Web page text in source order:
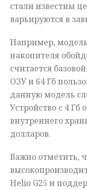
стали известны
варьируются в
Например,
накопителя
считается
ОЗУ и 64 Гб
данную модель
Устройство с 4 Гб
внутреннего
долларов.
Важно отметить,
Helio G25 и